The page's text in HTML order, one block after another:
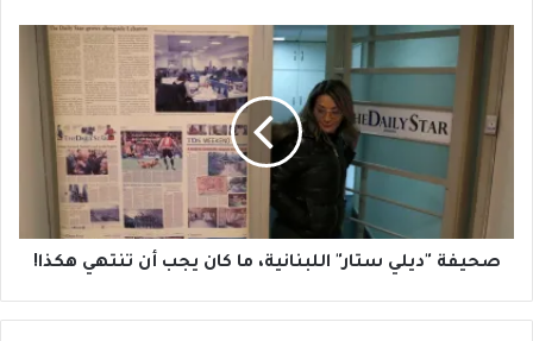
اللبنانية،
كان
يجب
تنتهي
هكذا!
صحيفة "ديلي ستار" اللبنانية، ما كان يجب أن تنتهي هكذا!